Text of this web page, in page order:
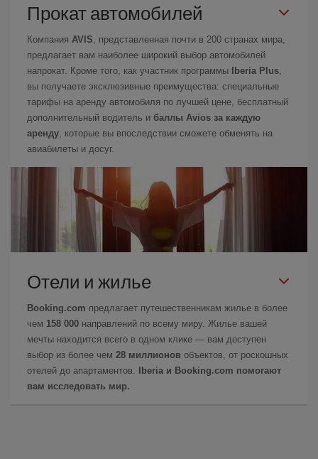
Прокат автомобилей
Компания AVIS, представленная почти в 200 странах мира,
предлагает вам наиболее широкий выбор автомобилей
напрокат. Кроме того, как участник программы
Iberia Plus,
вы получаете эксклюзивные преимущества: специальные
тарифы на аренду автомобиля по лучшей цене, бесплатный
дополнительный водитель и баллы Avios за каждую
аренду, которые вы впоследствии сможете обменять на
авиабилеты и досуг.
Отели и жилье
Booking.com предлагает путешественникам жилье в более
чем 158 000 направлений по всему миру. Жилье вашей
мечты находится всего в одном клике — вам доступен
выбор из более чем 28 миллионов объектов, от роскошных
отелей до апартаментов.
Iberia и Booking.com помогают
вам исследовать мир.